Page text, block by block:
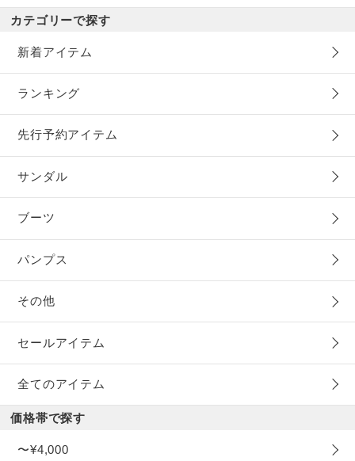
カテゴリーで探す
新着アイテム
ランキング
先行予約アイテム
サンダル
ブーツ
パンプス
その他
セールアイテム
全てのアイテム
価格帯で探す
〜¥4,000